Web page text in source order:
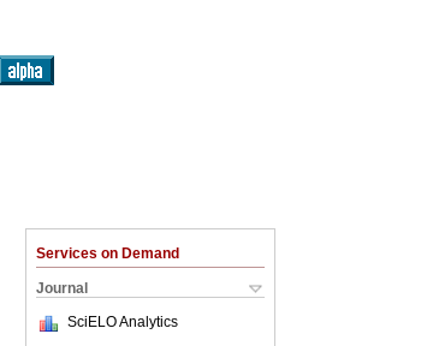
Services on Demand
Journal
SciELO Analytics